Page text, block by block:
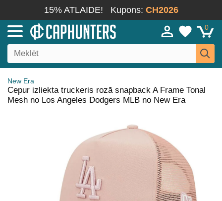
15% ATLAIDE! Kupons: CH2026
0
New Era
Cepur izliekta truckeris rozā snapback A Frame Tonal
Mesh no Los Angeles Dodgers MLB no New Era